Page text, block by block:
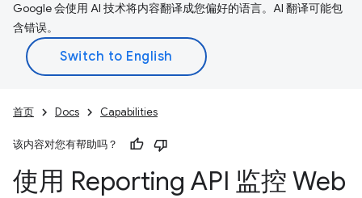
Google 会使用 AI 技术将内容翻译成您偏好的语言。AI 翻译可能包
含错误。
首页 Docs Capabilities
该内容对您有帮助吗？
使用 Reporting API 监控 Web